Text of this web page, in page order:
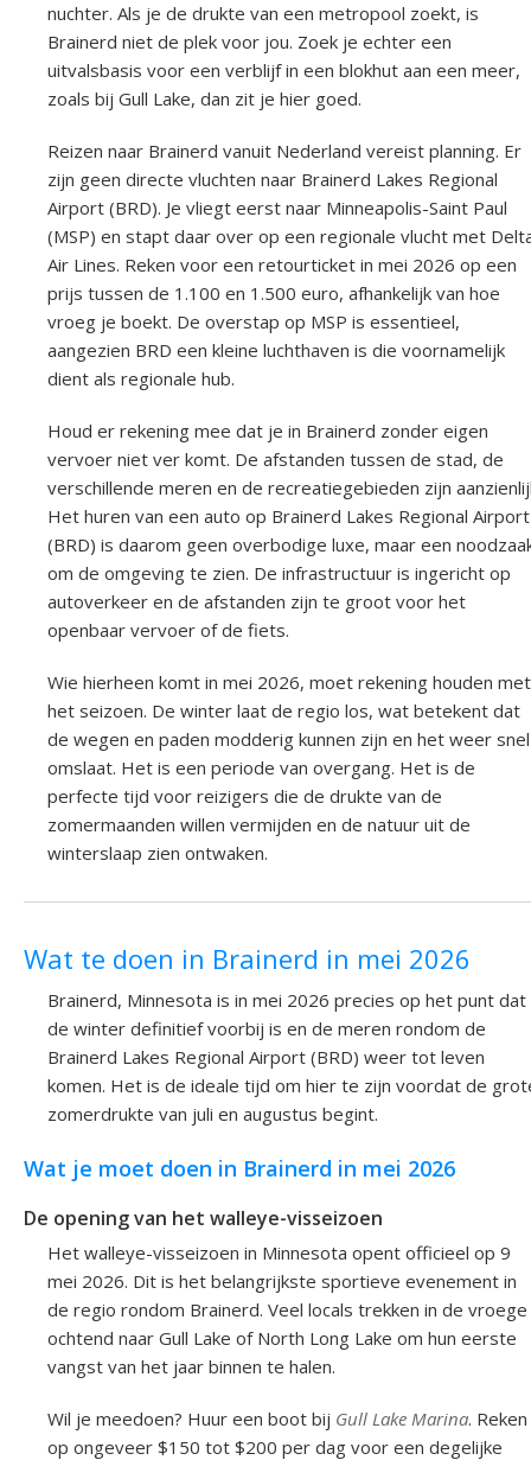
nuchter. Als je de drukte van een metropool zoekt, is
Brainerd niet de plek voor jou. Zoek je echter een
uitvalsbasis voor een verblijf in een blokhut aan een meer,
zoals bij Gull Lake, dan zit je hier goed.
Reizen naar Brainerd vanuit Nederland vereist planning. Er
zijn geen directe vluchten naar Brainerd Lakes Regional
Airport (BRD). Je vliegt eerst naar Minneapolis-Saint Paul
(MSP) en stapt daar over op een regionale vlucht met
Air Lines. Reken voor een retourticket in mei 2026 op een
prijs tussen de 1.100 en 1.500 euro, afhankelijk van hoe
vroeg je boekt. De overstap op MSP is essentieel,
aangezien BRD een kleine luchthaven is die voornamelijk
dient als regionale hub.
Houd er rekening mee dat je in Brainerd zonder eigen
vervoer niet ver komt. De afstanden tussen de stad, de
verschillende meren en de recreatiegebieden zijn
Het huren van een auto op Brainerd Lakes Regional Airport
(BRD) is daarom geen overbodige luxe, maar een
om de omgeving te zien. De infrastructuur is ingericht op
autoverkeer en de afstanden zijn te groot voor het
openbaar vervoer of de fiets.
Wie hierheen komt in mei 2026, moet rekening houden met
het seizoen. De winter laat de regio los, wat betekent dat
de wegen en paden modderig kunnen zijn en het weer snel
omslaat. Het is een periode van overgang. Het is de
perfecte tijd voor reizigers die de drukte van de
zomermaanden willen vermijden en de natuur uit de
winterslaap zien ontwaken.
Wat te doen in Brainerd in mei 2026
Brainerd, Minnesota is in mei 2026 precies op het punt dat
de winter definitief voorbij is en de meren rondom de
Brainerd Lakes Regional Airport (BRD) weer tot leven
komen. Het is de ideale tijd om hier te zijn voordat de
zomerdrukte van juli en augustus begint.
Wat je moet doen in Brainerd in mei 2026
De opening van het walleye-visseizoen
Het walleye-visseizoen in Minnesota opent officieel op 9
mei 2026. Dit is het belangrijkste sportieve evenement in
de regio rondom Brainerd. Veel locals trekken in de vroege
ochtend naar Gull Lake of North Long Lake om hun eerste
vangst van het jaar binnen te halen.
Wil je meedoen? Huur een boot bij Gull Lake Marina. Reken
op ongeveer $150 tot $200 per dag voor een degelijke